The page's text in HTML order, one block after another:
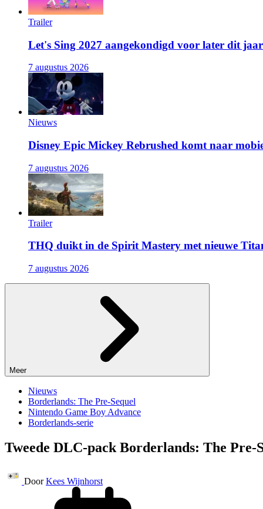
Trailer
Let's Sing 2027 aangekondigd voor later dit jaar
7 augustus 2026
Nieuws
Disney Epic Mickey Rebrushed komt naar
7 augustus 2026
Trailer
THQ duikt in de Spirit Mastery met nieuwe
7 augustus 2026
Meer
Nieuws
Borderlands: The Pre-Sequel
Nintendo Game Boy Advance
Borderlands-serie
Tweede DLC-pack Borderlands: The Pre-
Door Kees Wijnhorst